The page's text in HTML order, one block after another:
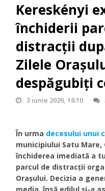
Kereskényi
închiderii
distracții
Zilele
despăgubiți
3 iunie 2026, 16:10
În urma decesului unui
municipiului Satu Mare,
închiderea imediată a
parcul de distracții
Orașului. Decizia a